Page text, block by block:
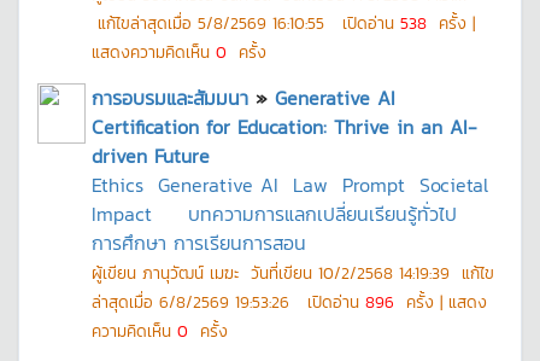
แก้ไขล่าสุดเมื่อ 5/8/2569 16:10:55 เปิดอ่าน 538 ครั้ง |
แสดงความคิดเห็น 0 ครั้ง
การอบรมและสัมมนา » Generative AI
Certification for Education: Thrive in an AI-
driven Future
Ethics Generative AI Law Prompt Societal
Impact
บทความการแลกเปลี่ยนเรียนรู้ทั่วไป
การศึกษา การเรียนการสอน
ผู้เขียน ภานุวัฒน์ เมฆะ วันที่เขียน 10/2/2568 14:19:39 แก้ไข
ล่าสุดเมื่อ 6/8/2569 19:53:26 เปิดอ่าน 896 ครั้ง | แสดง
ความคิดเห็น 0 ครั้ง